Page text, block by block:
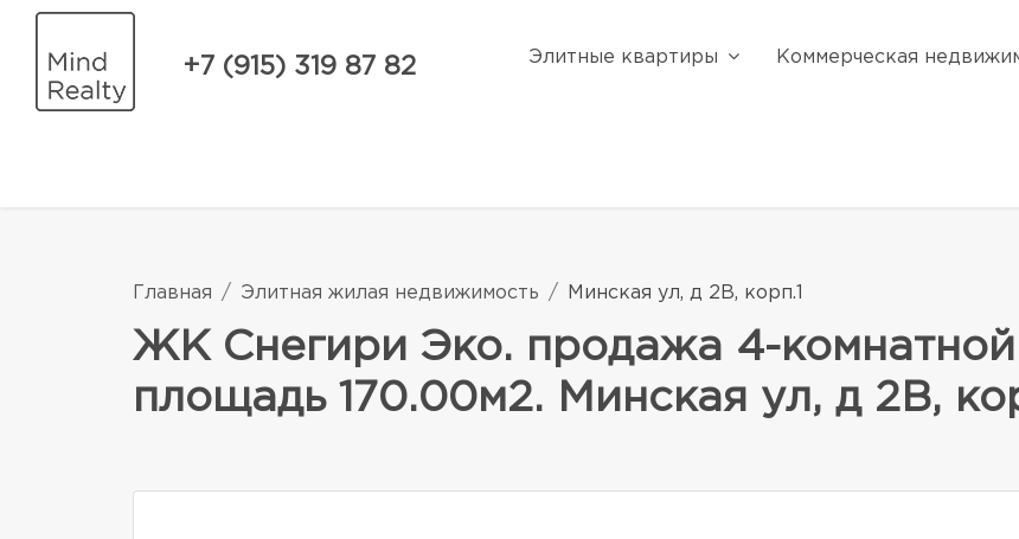
+7 (915) 319 87 82 Элитные квартиры Коммерческая
Главная Элитная жилая недвижимость Минская ул, д 2В, корп.1
ЖК Снегири Эко. продажа 4-комнатной
площадь 170.00м2. Минская ул, д 2В,